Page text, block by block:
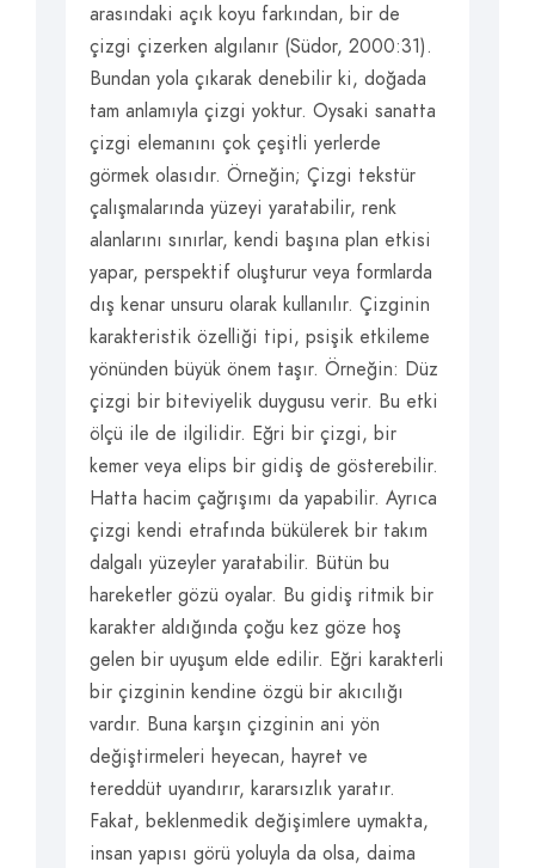
arasındaki açık koyu farkından, bir de
çizgi çizerken algılanır (Südor, 2000:31).
Bundan yola çıkarak denebilir ki, doğada
tam anlamıyla çizgi yoktur. Oysaki sanatta
çizgi elemanını çok çeşitli yerlerde
görmek olasıdır. Örneğin; Çizgi tekstür
çalışmalarında yüzeyi yaratabilir, renk
alanlarını sınırlar, kendi başına plan etkisi
yapar, perspektif oluşturur veya formlarda
dış kenar unsuru olarak kullanılır. Çizginin
karakteristik özelliği tipi, psişik etkileme
yönünden büyük önem taşır. Örneğin: Düz
çizgi bir biteviyelik duygusu verir. Bu etki
ölçü ile de ilgilidir. Eğri bir çizgi, bir
kemer veya elips bir gidiş de gösterebilir.
Hatta hacim çağrışımı da yapabilir. Ayrıca
çizgi kendi etrafında bükülerek bir takım
dalgalı yüzeyler yaratabilir. Bütün bu
hareketler gözü oyalar. Bu gidiş ritmik bir
karakter aldığında çoğu kez göze hoş
gelen bir uyuşum elde edilir. Eğri karakterli
bir çizginin kendine özgü bir akıcılığı
vardır. Buna karşın çizginin ani yön
değiştirmeleri heyecan, hayret ve
tereddüt uyandırır, kararsızlık yaratır.
Fakat, beklenmedik değişimlere uymakta,
insan yapısı görü yoluyla da olsa, daima